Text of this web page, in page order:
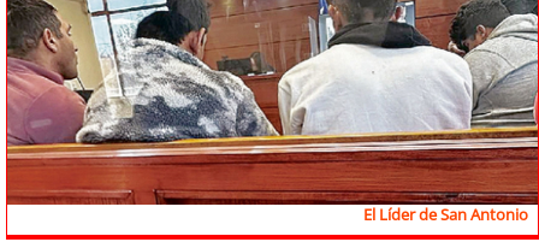
Tecnología
Sostenibilidad
soychile
El Líder de San Antonio